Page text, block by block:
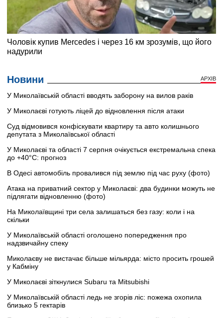
Новини АРХІВ
У Миколаївській області вводять заборону на вилов раків
У Миколаєві готують ліцей до відновлення після атаки
Суд відмовився конфіскувати квартиру та авто колишнього
депутата з Миколаївської області
У Миколаєві та області 7 серпня очікується екстремальна спека
до +40°C: прогноз
В Одесі автомобіль провалився під землю під час руху (фото)
Атака на приватний сектор у Миколаєві: два будинки можуть не
підлягати відновленню (фото)
На Миколаївщині три села залишаться без газу: коли і на
скільки
У Миколаївській області оголошено попередження про
надзвичайну спеку
Миколаєву не вистачає більше мільярда: місто просить грошей
у Кабміну
У Миколаєві зіткнулися Subaru та Mitsubishi
У Миколаївській області ледь не згорів ліс: пожежа охопила
близько 5 гектарів